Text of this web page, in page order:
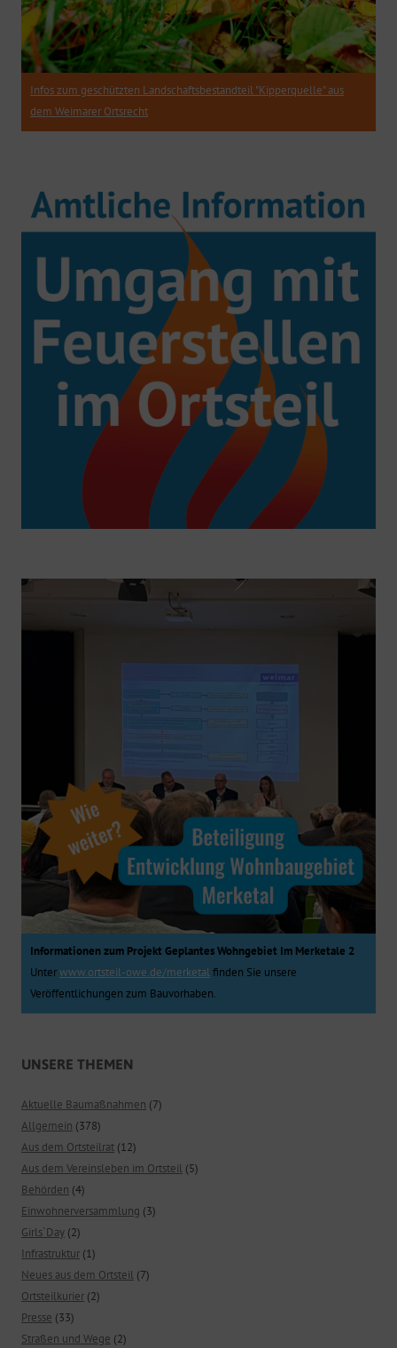
Infos zum geschützten Landschaftsbestandteil "Kipperquelle" aus
dem Weimarer Ortsrecht
Informationen zum Projekt Geplantes Wohngebiet Im Merketale 2
Unterwww.ortsteil-owe.de/merketalfinden Sie unsere
Veröffentlichungen zum Bauvorhaben.
UNSERE THEMEN
Aktuelle Baumaßnahmen (7)
Allgemein (378)
Aus dem Ortsteilrat (12)
Aus dem Vereinsleben im Ortsteil (5)
Behörden (4)
Einwohnerversammlung (3)
Girls`Day (2)
Infrastruktur (1)
Neues aus dem Ortsteil (7)
Ortsteilkurier (2)
Presse (33)
Straßen und Wege (2)